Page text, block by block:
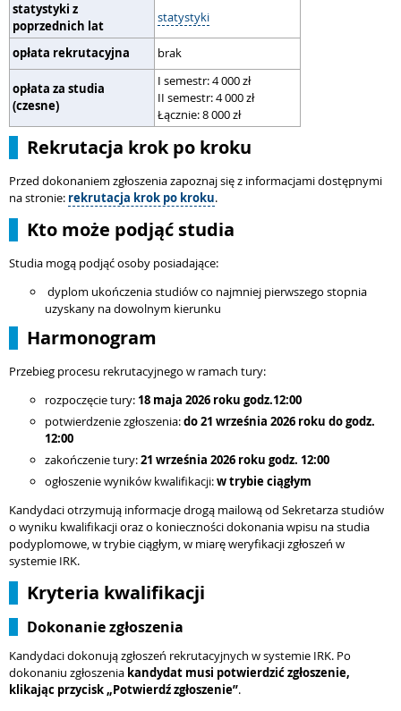
statystyki z
poprzednich lat
statystyki
opłata rekrutacyjna brak
opłata za studia
(czesne)
I semestr: 4 000 zł
II semestr: 4 000 zł
Łącznie: 8 000 zł
Rekrutacja krok po kroku
Przed dokonaniem zgłoszenia zapoznaj się z informacjami dostępnymi
na stronie: rekrutacja krok po kroku.
Kto może podjąć studia
Studia mogą podjąć osoby posiadające:
dyplom ukończenia studiów co najmniej pierwszego stopnia
uzyskany na dowolnym kierunku
Harmonogram
Przebieg procesu rekrutacyjnego w ramach tury:
rozpoczęcie tury: 18 maja 2026 roku godz.12:00
potwierdzenie zgłoszenia:do21 września 2026 roku do godz.
12:00
zakończenie tury:21 września 2026 roku godz. 12:00
ogłoszenie wyników kwalifikacji:w trybie ciągłym
Kandydaci otrzymują informacje drogą mailową od Sekretarza studiów
o wyniku kwalifikacji oraz o konieczności dokonania wpisu na studia
podyplomowe, w trybie ciągłym, w miarę weryfikacji zgłoszeń w
systemie IRK.
Kryteria kwalifikacji
Dokonanie zgłoszenia
Kandydaci dokonują zgłoszeń rekrutacyjnych w systemie IRK. Po
dokonaniu zgłoszenia kandydat musi potwierdzić zgłoszenie,
klikając przycisk „Potwierdź zgłoszenie”.